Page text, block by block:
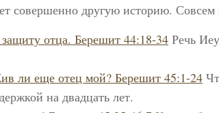
совершенно другую историю.
отца. Берешит 44:18-34 Речь
ли еще отец мой? Берешит 45:1-24
на двадцать лет.